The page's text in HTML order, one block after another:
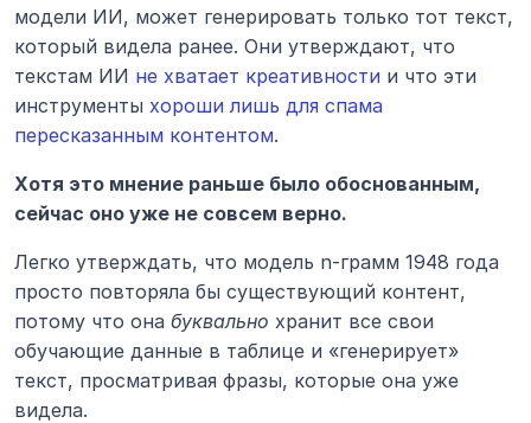
модели ИИ, может генерировать только тот текст,
который видела ранее. Они утверждают, что
текстам ИИ не хватает креативности и что эти
инструменты хороши лишь для спама
пересказанным контентом.
Хотя это мнение раньше было обоснованным,
сейчас оно уже не совсем верно.
Легко утверждать, что модель n-грамм 1948 года
просто повторяла бы существующий контент,
потому что она буквально хранит все свои
обучающие данные в таблице и «генерирует»
текст, просматривая фразы, которые она уже
видела.